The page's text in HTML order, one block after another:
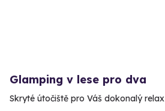
Glamping v lese pro dva
Skryté útočiště pro Váš dokonalý relax